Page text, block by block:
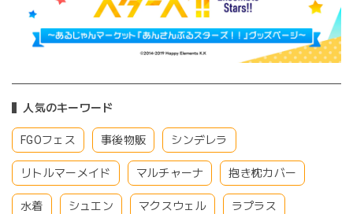
人気のキーワード
FGOフェス 事後物販 シンデレラ
リトルマーメイド マルチャーナ 抱き枕カバー
水着 シュエン マクスウェル ラプラス